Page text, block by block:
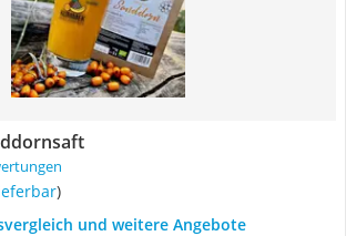
)
und weitere Angebote